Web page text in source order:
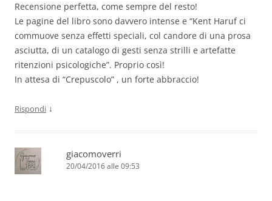
Recensione perfetta, come sempre del resto!
Le pagine del libro sono davvero intense e “Kent Haruf ci
commuove senza effetti speciali, col candore di una prosa
asciutta, di un catalogo di gesti senza strilli e artefatte
ritenzioni psicologiche”. Proprio così!
In attesa di “Crepuscolo” , un forte abbraccio!
Rispondi ↓
giacomoverri
20/04/2016 alle 09:53